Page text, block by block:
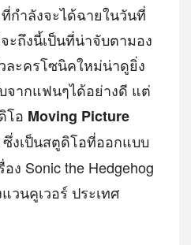
กำลังจะได้ฉายในวันที่
ะถึงนี้เป็นที่น่าจับตามอง
ละครโซนิคใหม่น่าดูยิ่ง
จากแฟนๆได้อย่างดี แต่
โอ Moving Picture
ซึ่งเป็นสตูดิโอที่ออกแบบ
ง Sonic the Hedgehog
วนคูเวอร์ ประเทศ